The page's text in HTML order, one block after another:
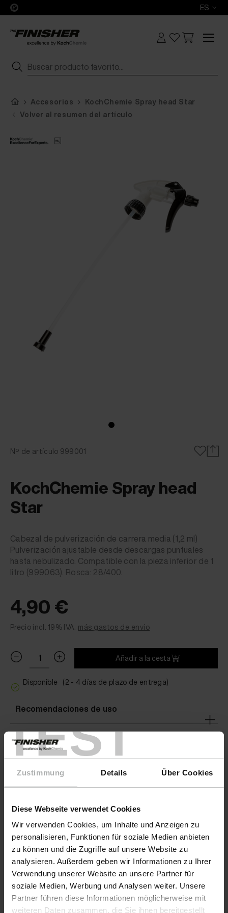
TEST
Zustimmung Details Über Cookies
Diese Webseite verwendet Cookies
Wir verwenden Cookies, um Inhalte und Anzeigen zu
personalisieren, Funktionen für soziale Medien anbieten
zu können und die Zugriffe auf unsere Website zu
analysieren. Außerdem geben wir Informationen zu Ihrer
Verwendung unserer Website an unsere Partner für
soziale Medien, Werbung und Analysen weiter. Unsere
Partner führen diese Informationen möglicherweise mit
weiteren Daten zusammen, die Sie ihnen bereitgestellt
ES
Accesorios
KochChemie Spray head Star
Volver al resumen del artículo
Nº de artículo 999001
KochChemie Spray head
Star
Cabezal de pulverización de carrera media (1,2 ml)
Pulverización ajustable desde descargas puntuales
hasta nebulizado. Compatible con la pieza inferior de 1
litro (999063). Rosca: 28/400.
4,90 €
Precio incl. 19% IVA. más gastos de envío
Añadir a la cesta
Disponible (2 - 4 días de plazo de entrega)
Recomendaciones de uso
Áreas de aplicación
Advertencias